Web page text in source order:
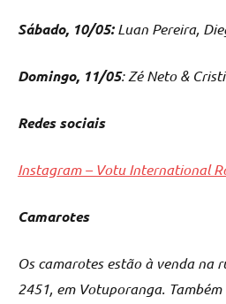
Sábado, 10/05:Luan Pereira,
Domingo, 11/05: Zé Neto &
Redes sociais
Instagram – Votu International
Camarotes
Os camarotes estão à venda na
2451, em Votuporanga.